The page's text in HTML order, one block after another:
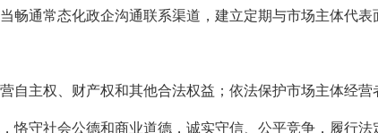
畅通常态化政企沟通联系渠道，建立定期与市场主体代
自主权、财产权和其他合法权益；依法保护市场主体经营
恪守社会公德和商业道德，诚实守信、公平竞争，履行